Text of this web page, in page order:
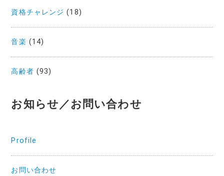
資格チャレンジ (18)
音楽 (14)
高齢者 (93)
お知らせ／お問い合わせ
Profile
お問い合わせ